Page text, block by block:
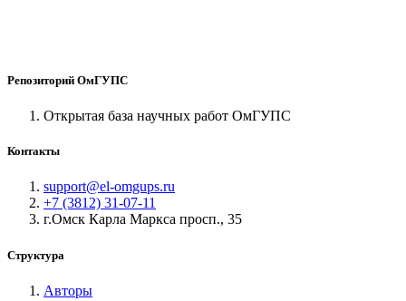
Репозиторий ОмГУПС
Открытая база научных работ ОмГУПС
Контакты
support@el-omgups.ru
+7 (3812) 31-07-11
г.Омск Карла Маркса просп., 35
Структура
Авторы